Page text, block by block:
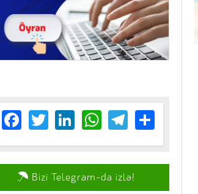
Facebook
TwitterLinkedIn
WhatsApp
Telegram
Share
Bizi Telegram-da izlə!